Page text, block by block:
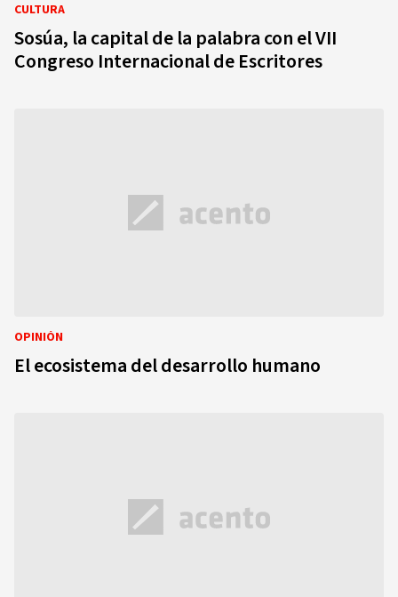
CULTURA
Sosúa, la capital de la palabra con el VII
Congreso Internacional de Escritores
OPINIÓN
El ecosistema del desarrollo humano